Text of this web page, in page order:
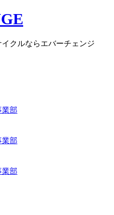
クルならエバーチェンジ
業部
業部
業部